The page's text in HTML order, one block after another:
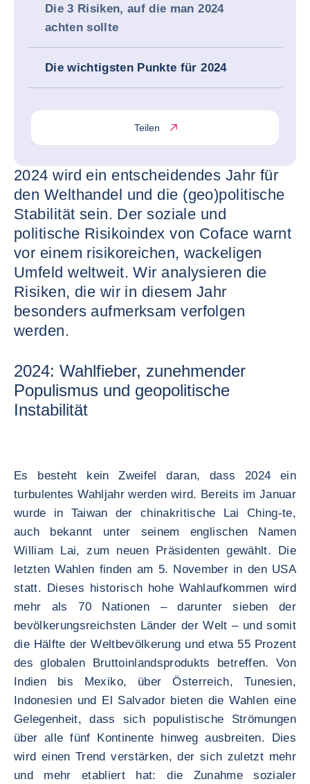
Die 3 Risiken, auf die man 2024
achten sollte
Die wichtigsten Punkte für 2024
Teilen
2024 wird ein entscheidendes Jahr für
den Welthandel und die (geo)politische
Stabilität sein. Der soziale und
politische Risikoindex von Coface warnt
vor einem risikoreichen, wackeligen
Umfeld weltweit. Wir analysieren die
Risiken, die wir in diesem Jahr
besonders aufmerksam verfolgen
werden.
2024: Wahlfieber, zunehmender
Populismus und geopolitische
Instabilität
Es besteht kein Zweifel daran, dass 2024 ein
turbulentes Wahljahr werden wird. Bereits im Januar
wurde in Taiwan der chinakritische Lai Ching-te,
auch bekannt unter seinem englischen Namen
William Lai, zum neuen Präsidenten gewählt. Die
letzten Wahlen finden am 5. November in den USA
statt. Dieses historisch hohe Wahlaufkommen wird
mehr als 70 Nationen – darunter sieben der
bevölkerungsreichsten Länder der Welt – und somit
die Hälfte der Weltbevölkerung und etwa 55 Prozent
des globalen Bruttoinlandsprodukts betreffen. Von
Indien bis Mexiko, über Österreich, Tunesien,
Indonesien und El Salvador bieten die Wahlen eine
Gelegenheit, dass sich populistische Strömungen
über alle fünf Kontinente hinweg ausbreiten. Dies
wird einen Trend verstärken, der sich zuletzt mehr
und mehr etabliert hat: die Zunahme sozialer